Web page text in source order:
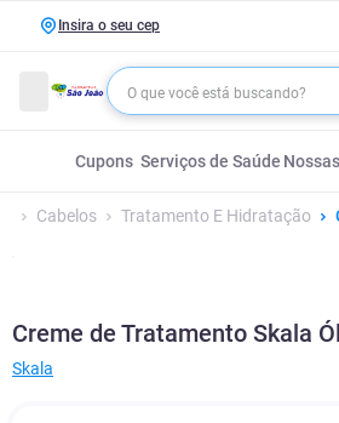
Insira o seu cep
Cupons Serviços de Saúde
Cabelos Tratamento E Hidratação
Creme de Tratamento Skala
Skala